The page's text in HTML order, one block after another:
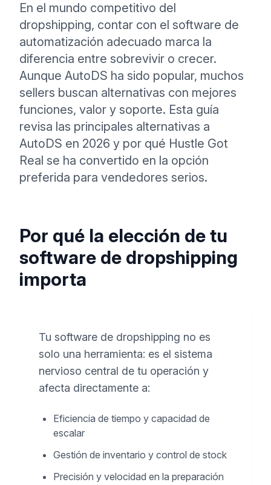
En el mundo competitivo del
dropshipping, contar con el software de
automatización adecuado marca la
diferencia entre sobrevivir o crecer.
Aunque AutoDS ha sido popular, muchos
sellers buscan alternativas con mejores
funciones, valor y soporte. Esta guía
revisa las principales alternativas a
AutoDS en 2026 y por qué Hustle Got
Real se ha convertido en la opción
preferida para vendedores serios.
Por qué la elección de tu
software de dropshipping
importa
Tu software de dropshipping no es
solo una herramienta: es el sistema
nervioso central de tu operación y
afecta directamente a:
Eficiencia de tiempo y capacidad de
escalar
Gestión de inventario y control de stock
Precisión y velocidad en la preparación